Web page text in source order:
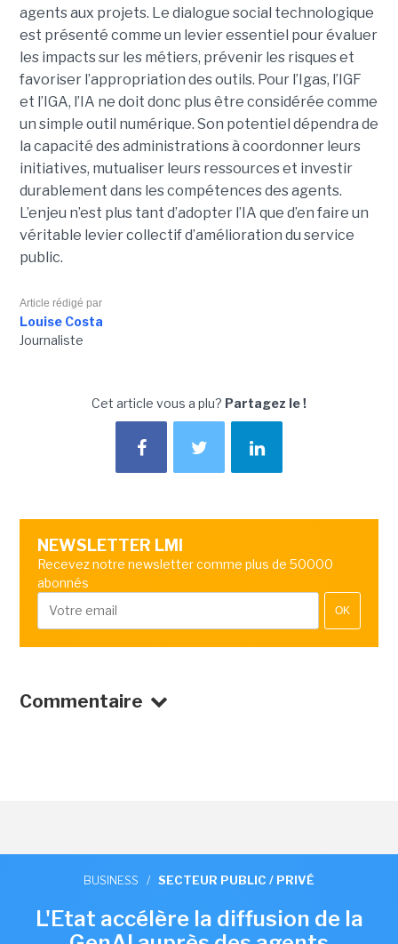
agents aux projets. Le dialogue social technologique
est présenté comme un levier essentiel pour évaluer
les impacts sur les métiers, prévenir les risques et
favoriser l’appropriation des outils. Pour l’Igas, l’IGF
et l’IGA, l’IA ne doit donc plus être considérée comme
un simple outil numérique. Son potentiel dépendra de
la capacité des administrations à coordonner leurs
initiatives, mutualiser leurs ressources et investir
durablement dans les compétences des agents.
L’enjeu n’est plus tant d’adopter l’IA que d’en faire un
véritable levier collectif d’amélioration du service
public.
Article rédigé par
Louise Costa
Journaliste
Cet article vous a plu? Partagez le !
NEWSLETTER LMI
Recevez notre newsletter comme plus de 50000
abonnés
OK
Commentaire
BUSINESS / SECTEUR PUBLIC / PRIVÉ
L'Etat accélère la diffusion de la